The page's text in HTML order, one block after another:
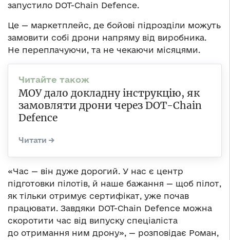
запустило DOT-Chain Defence.
Це — маркетплейс, де бойові підрозділи можуть
замовити собі дрони напряму від виробника.
Не переплачуючи, та не чекаючи місяцями.
МОУ дало докладну інструкцію, як
замовляти дрони через DOT-Chain
Defence
«Час — він дуже дорогий. У нас є центр
підготовки пілотів, й наше бажання — щоб пілот,
як тільки отримує сертифікат, уже почав
працювати. Завдяки DOT-Chain Defence можна
скоротити час від випуску спеціаліста
до отримання ним дрону», — розповідає Роман,